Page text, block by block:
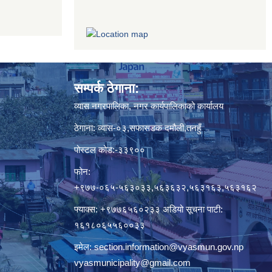
सम्पर्क ठेगाना:
व्यास नगरपालिका, नगर कार्यपालिकाको कार्यालय
ठेगाना: व्यास-०३,सफासडक दमौली,तनहुँ
पोस्टल कोड:-३३९००
फोन:
+९७७-०६५-५६३०३३,५६३६३२,५६३१६३,५६३१६२
फ्याक्स: +९७७६५६०२३३ अडियो सूचना पाटी:
१६१८०६५५६००३३
इमेल:section.information@vyasmun.gov.np
vyasmunicipality@gmail.com